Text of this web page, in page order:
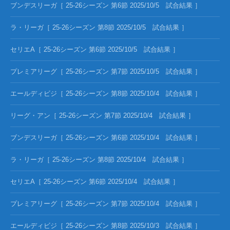
ブンデスリーガ［ 25-26シーズン 第6節 2025/10/5 試合結果 ］
ラ・リーガ［ 25-26シーズン 第8節 2025/10/5 試合結果 ］
セリエA［ 25-26シーズン 第6節 2025/10/5 試合結果 ］
プレミアリーグ［ 25-26シーズン 第7節 2025/10/5 試合結果 ］
エールディビジ［ 25-26シーズン 第8節 2025/10/4 試合結果 ］
リーグ・アン［ 25-26シーズン 第7節 2025/10/4 試合結果 ］
ブンデスリーガ［ 25-26シーズン 第6節 2025/10/4 試合結果 ］
ラ・リーガ［ 25-26シーズン 第8節 2025/10/4 試合結果 ］
セリエA［ 25-26シーズン 第6節 2025/10/4 試合結果 ］
プレミアリーグ［ 25-26シーズン 第7節 2025/10/4 試合結果 ］
エールディビジ［ 25-26シーズン 第8節 2025/10/3 試合結果 ］